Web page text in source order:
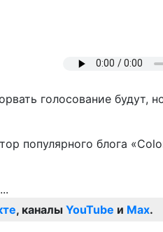
голосование будут,
популярного блога
, каналы YouTube и Max.